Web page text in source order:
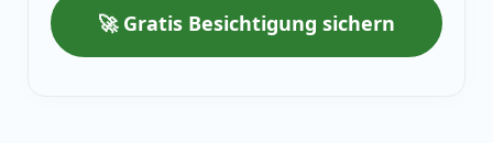
🚀 Gratis Besichtigung sichern